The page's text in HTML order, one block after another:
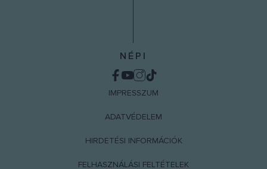
NÉPI
IMPRESSZUM
ADATVÉDELEM
HIRDETÉSI INFORMÁCIÓK
FELHASZNÁLÁSI FELTÉTELEK